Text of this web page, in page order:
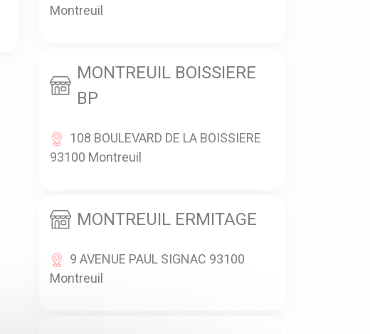
Montreuil
MONTREUIL BOISSIERE
BP
108 BOULEVARD DE LA BOISSIERE
93100 Montreuil
MONTREUIL ERMITAGE
9 AVENUE PAUL SIGNAC 93100
Montreuil